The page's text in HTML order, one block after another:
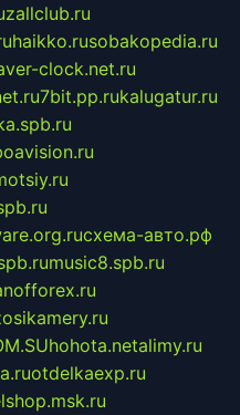
zallclub.ru
haikko.rusobakopedia.ru
clock.net.ru
7bit.pp.rukalugatur.ru
схема-авто.рф
music8.spb.ru
hohota.netalimy.ru
otdelkaexp.ru